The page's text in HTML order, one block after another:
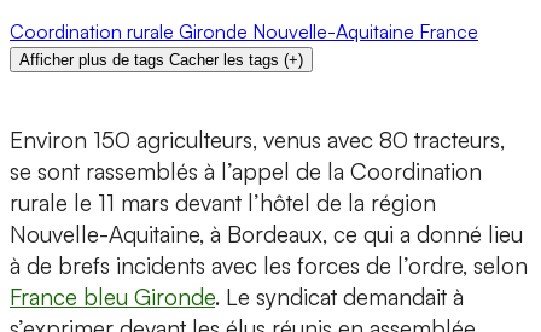
Coordination rurale Gironde Nouvelle-Aquitaine France
Afficher plus de tags Cacher les tags (+)
Environ 150 agriculteurs, venus avec 80 tracteurs,
se sont rassemblés à l’appel de la Coordination
rurale le 11 mars devant l’hôtel de la région
Nouvelle-Aquitaine, à Bordeaux, ce qui a donné lieu
à de brefs incidents avec les forces de l’ordre, selon
France bleu Gironde. Le syndicat demandait à